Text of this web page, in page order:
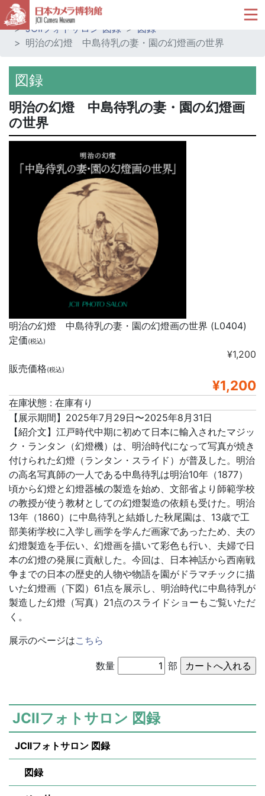
ホーム
ミュージアムショップ
JCIIフォトサロン 図録
図録
明治の幻燈 中島待乳の妻・園の幻燈画の世界
図録
明治の幻燈 中島待乳の妻・園の幻燈画
の世界
明治の幻燈 中島待乳の妻・園の幻燈画の世界 (L0404)
定価(税込)
¥1,200
販売価格(税込)
¥1,200
在庫状態 : 在庫有り
【展示期間】2025年7月29日〜2025年8月31日
【紹介文】江戸時代中期に初めて日本に輸入されたマジッ
ク・ランタン（幻燈機）は、明治時代になって写真が焼き
付けられた幻燈（ランタン・スライド）が普及した。明治
の高名写真師の一人である中島待乳は明治10年（1877）
頃から幻燈と幻燈器械の製造を始め、文部省より師範学校
の教授が使う教材としての幻燈製造の依頼も受けた。明治
13年（1860）に中島待乳と結婚した秋尾園は、13歳で工
部美術学校に入学し画学を学んだ画家であったため、夫の
幻燈製造を手伝い、幻燈画を描いて彩色も行い、夫婦で日
本の幻燈の発展に貢献した。今回は、日本神話から西南戦
争までの日本の歴史的人物や物語を園がドラマチックに描
いた幻燈画（下図）61点を展示し、明治時代に中島待乳が
製造した幻燈（写真）21点のスライドショーもご覧いただ
く。
展示のページはこちら
数量 部
JCIIフォトサロン 図録
JCIIフォトサロン 図録
図録